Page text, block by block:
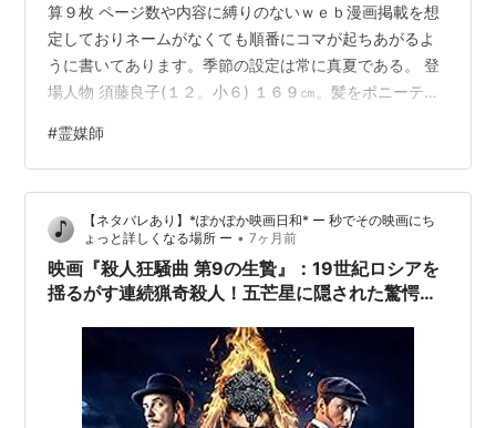
算９枚 ページ数や内容に縛りのないｗｅｂ漫画掲載を想
定しておりネームがなくても順番にコマが起ちあがるよ
うに書いてあります。季節の設定は常に真夏である。 登
場人物 須藤良子(１２。小６) １６９㎝。髪をポニーテー
いやらしそうな面相 桧垣早苗(２５) １７０㎝。清楚な美
人でスタイル抜群の体育教師。長い髪をひっつめて束ね
ている。 Ｎ＝ナレーション＆呟き 〇良子の小学校の女子
トイレ内 トイレ内の天井の絵。 洗面所の鏡に、ひっ迫し
て脂汗を流す古川の横顔が映っている。 良子を睨み、 古
川(こいつ、ど…
#霊媒師
【ネタバレあり】*ぽかぽか映画日和* ー 秒でその映画にち
ょっと詳しくなる場所 ー • 7ヶ月前
映画『殺人狂騒曲 第9の生贄』：19世紀ロシアを
揺るがす連続猟奇殺人！五芒星に隠された驚愕の